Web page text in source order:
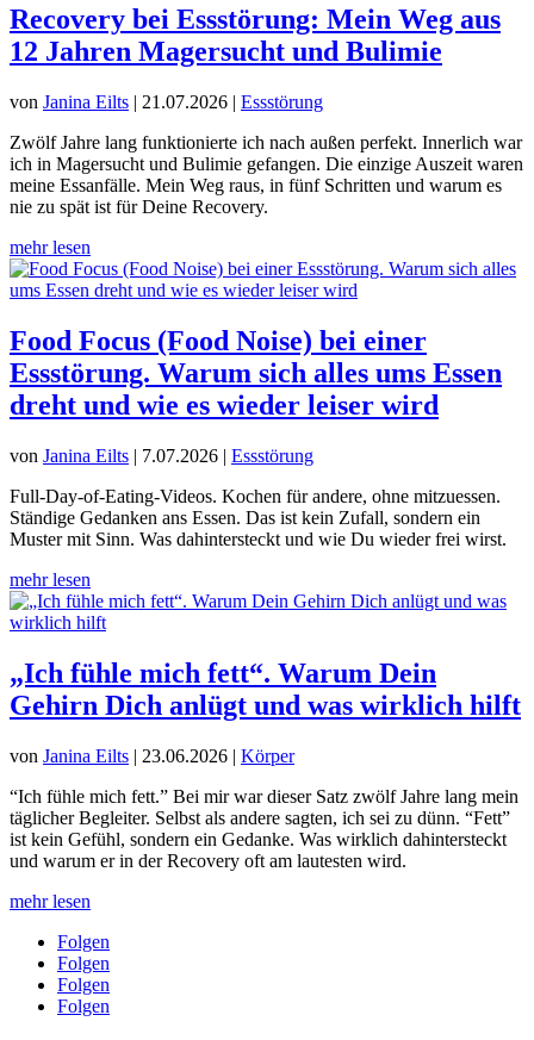
Recovery bei Essstörung: Mein Weg aus
12 Jahren Magersucht und Bulimie
von Janina Eilts | 21.07.2026 | Essstörung
Zwölf Jahre lang funktionierte ich nach außen perfekt. Innerlich war
ich in Magersucht und Bulimie gefangen. Die einzige Auszeit waren
meine Essanfälle. Mein Weg raus, in fünf Schritten und warum es
nie zu spät ist für Deine Recovery.
mehr lesen
Food Focus (Food Noise) bei einer
Essstörung. Warum sich alles ums Essen
dreht und wie es wieder leiser wird
von Janina Eilts | 7.07.2026 | Essstörung
Full-Day-of-Eating-Videos. Kochen für andere, ohne mitzuessen.
Ständige Gedanken ans Essen. Das ist kein Zufall, sondern ein
Muster mit Sinn. Was dahintersteckt und wie Du wieder frei wirst.
mehr lesen
„Ich fühle mich fett“. Warum Dein
Gehirn Dich anlügt und was wirklich hilft
von Janina Eilts | 23.06.2026 | Körper
“Ich fühle mich fett.” Bei mir war dieser Satz zwölf Jahre lang mein
täglicher Begleiter. Selbst als andere sagten, ich sei zu dünn. “Fett”
ist kein Gefühl, sondern ein Gedanke. Was wirklich dahintersteckt
und warum er in der Recovery oft am lautesten wird.
mehr lesen
Folgen
Folgen
Folgen
Folgen